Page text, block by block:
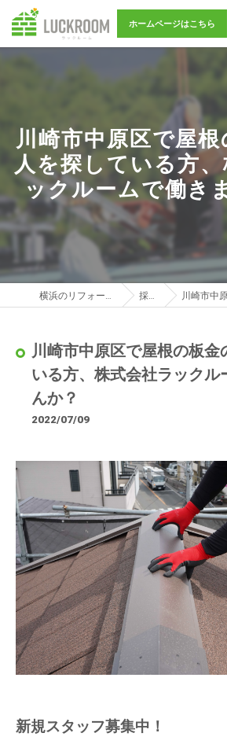
ホームページはこちら
川崎市中原区で屋
人を探している方
ックルームで働き
横浜のリフォーム営業は株式会社LUCKROOM 採用ブログ 川崎市中原区で屋根の板金
川崎市中原区で屋根の板金
いる方、株式会社ラックル
んか？
2022/07/09
新規スタッフ募集中！